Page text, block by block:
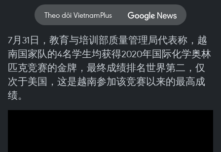
Theo dõi VietnamPlus
7月31日，教育与培训部质量管理局代表称，越
南国家队的4名学生均获得2020年国际化学奥林
匹克竞赛的金牌，最终成绩排名世界第二，仅
次于美国，这是越南参加该竞赛以来的最高成
绩。